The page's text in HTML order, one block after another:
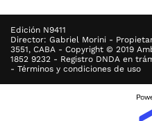
Edición N9411
Director: Gabriel Morini -
3551, CABA - Copyright © 2019
1852 9232 - Registro DNDA en
- Términos y condiciones de uso